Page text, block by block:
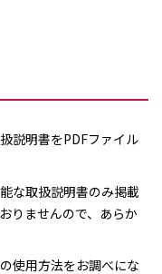
説明書をPDFファイル
な取扱説明書のみ掲載
りませんので、あらか
使用方法をお調べにな